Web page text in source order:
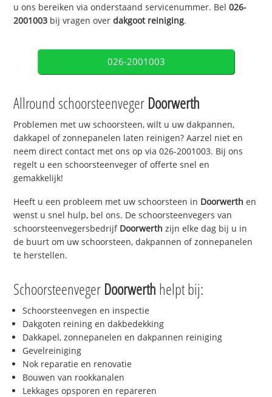
u ons bereiken via onderstaand servicenummer. Bel026-
2001003 bij vragen overdakgoot reiniging.
026-2001003
Allround schoorsteenveger Doorwerth
Problemen met uw schoorsteen, wilt u uw dakpannen,
dakkapel of zonnepanelen laten reinigen? Aarzel niet en
neem direct contact met ons op via 026-2001003. Bij ons
regelt u een schoorsteenveger of offerte snel en
gemakkelijk!
Heeft u een probleem met uw schoorsteen in Doorwerth en
wenst u snel hulp, bel ons. De schoorsteenvegers van
schoorsteenvegersbedrijf Doorwerth zijn elke dag bij u in
de buurt om uw schoorsteen, dakpannen of zonnepanelen
te herstellen.
Schoorsteenveger Doorwerth helpt bij:
Schoorsteenvegen en inspectie
Dakgoten reining en dakbedekking
Dakkapel, zonnepanelen en dakpannen reiniging
Gevelreiniging
Nok reparatie en renovatie
Bouwen van rookkanalen
Lekkages opsporen en repareren